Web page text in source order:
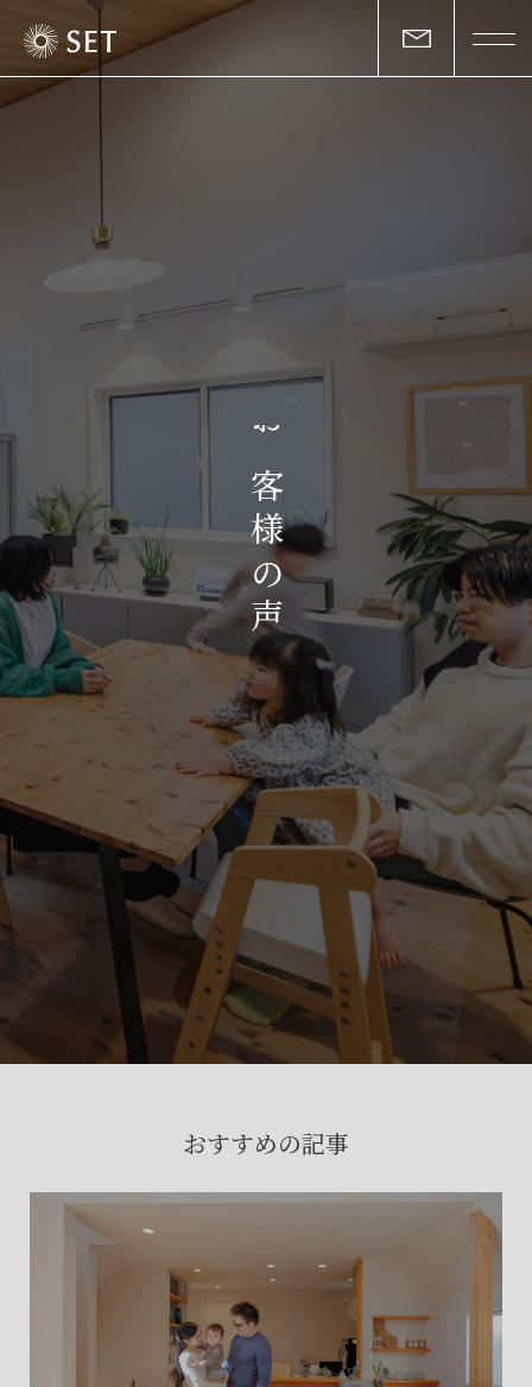
お
客
様
の
声
おすすめの記事
物件一覧
お客様の声
お知らせ・イベント
会社概要・アクセス
スタッフ紹介
プライバシーポリシー
賃貸管理サイトはこちら
会社に関することや物件についての
お問い合わせはこちらから
土地の活用・賃貸経営に関する
ご相談はこちら